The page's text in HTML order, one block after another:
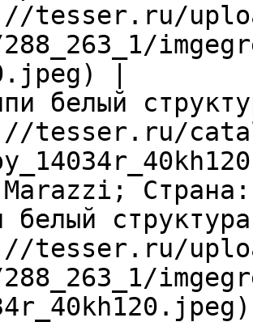
tesser.ru/
|
белый
tesser.ru/
Marazzi;
белый
tesser.ru/
288_263_1/